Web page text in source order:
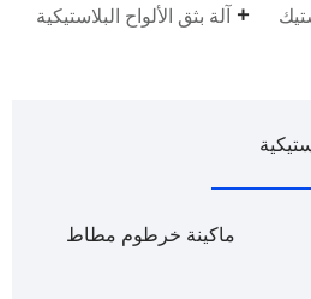
آلة بثق الألواح البلاستيكية
ماكينة خرطوم مطاط